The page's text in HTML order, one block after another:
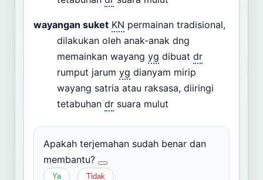
wayangan suket KN permainan tradisional,
dilakukan oleh anak-anak dng
memainkan wayang yg dibuat dr
rumput jarum yg dianyam mirip
wayang satria atau raksasa, diiringi
tetabuhan dr suara mulut
Apakah terjemahan sudah benar dan
membantu?
Ya Tidak